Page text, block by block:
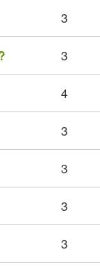
3
3
4
3
3
3
3